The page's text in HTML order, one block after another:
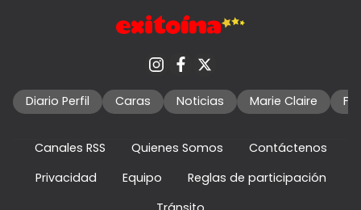
Diario Perfil Caras Noticias Marie Claire
Canales RSS Quienes Somos
Contáctenos
Privacidad
Equipo
Reglas de participación